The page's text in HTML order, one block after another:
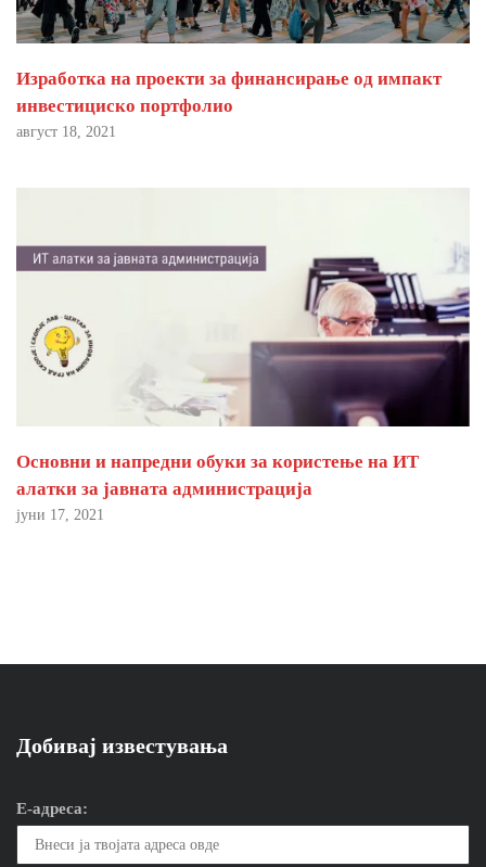
Изработка на проекти за финансирање од импакт
инвестициско портфолио
август 18, 2021
Основни и напредни обуки за користење на ИТ
алатки за јавната администрација
јуни 17, 2021
Добивај известувања
Е-адреса: